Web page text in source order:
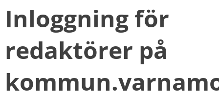
Inloggning för
redaktörer på
(obligatorisk)
kan